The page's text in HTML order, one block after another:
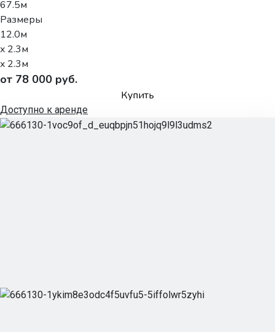
67.5м
Размеры
12.0м
x 2.3м
x 2.3м
от 78 000 руб.
Купить
Доступно к аренде